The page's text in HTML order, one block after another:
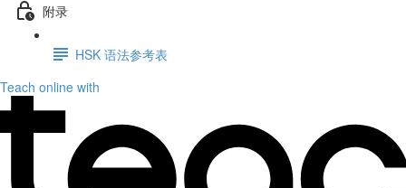
附录
HSK 语法参考表
Teach online with